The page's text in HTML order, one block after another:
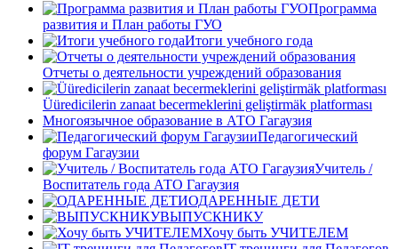
Программа
развития и План работы ГУО
Итоги учебного года
Отчеты о деятельности учреждений образования
Üüredicilerin zanaat becermeklerini geliştirmäk platforması
Многоязычное образование в АТО Гагаузия
Педагогический
форум Гагаузии
Учитель /
Воспитатель года АТО Гагаузия
ОДАРЕННЫЕ ДЕТИ
ВЫПУСКНИКУ
Хочу быть УЧИТЕЛЕМ